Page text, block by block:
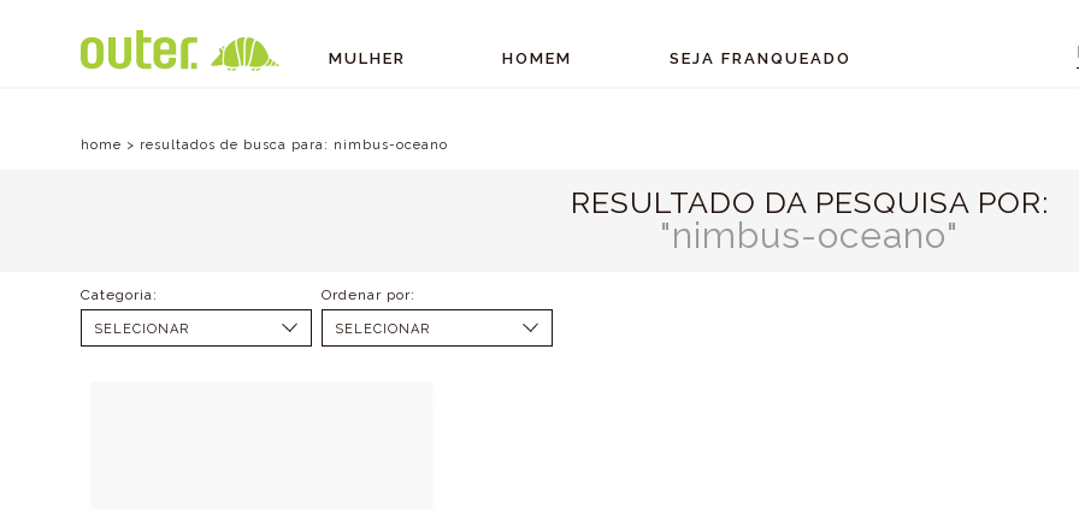
MULHER HOMEM SEJA FRANQUEADO
home > resultados de busca para: nimbus-oceano
RESULTADO DA PESQUISA POR:
nimbus-oceano
SELECIONAR SELECIONAR